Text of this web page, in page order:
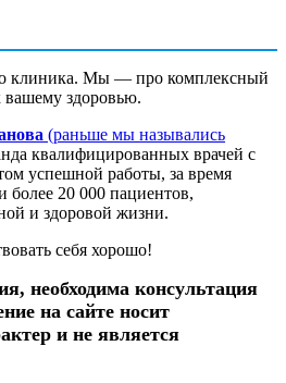
клиника. Мы — про комплексный
здоровью.
(раньше мы назывались
квалифицированных врачей с
успешной работы, за время
20 000 пациентов,
и здоровой жизни.
себя хорошо!
необходима консультация
на сайте носит
и не является